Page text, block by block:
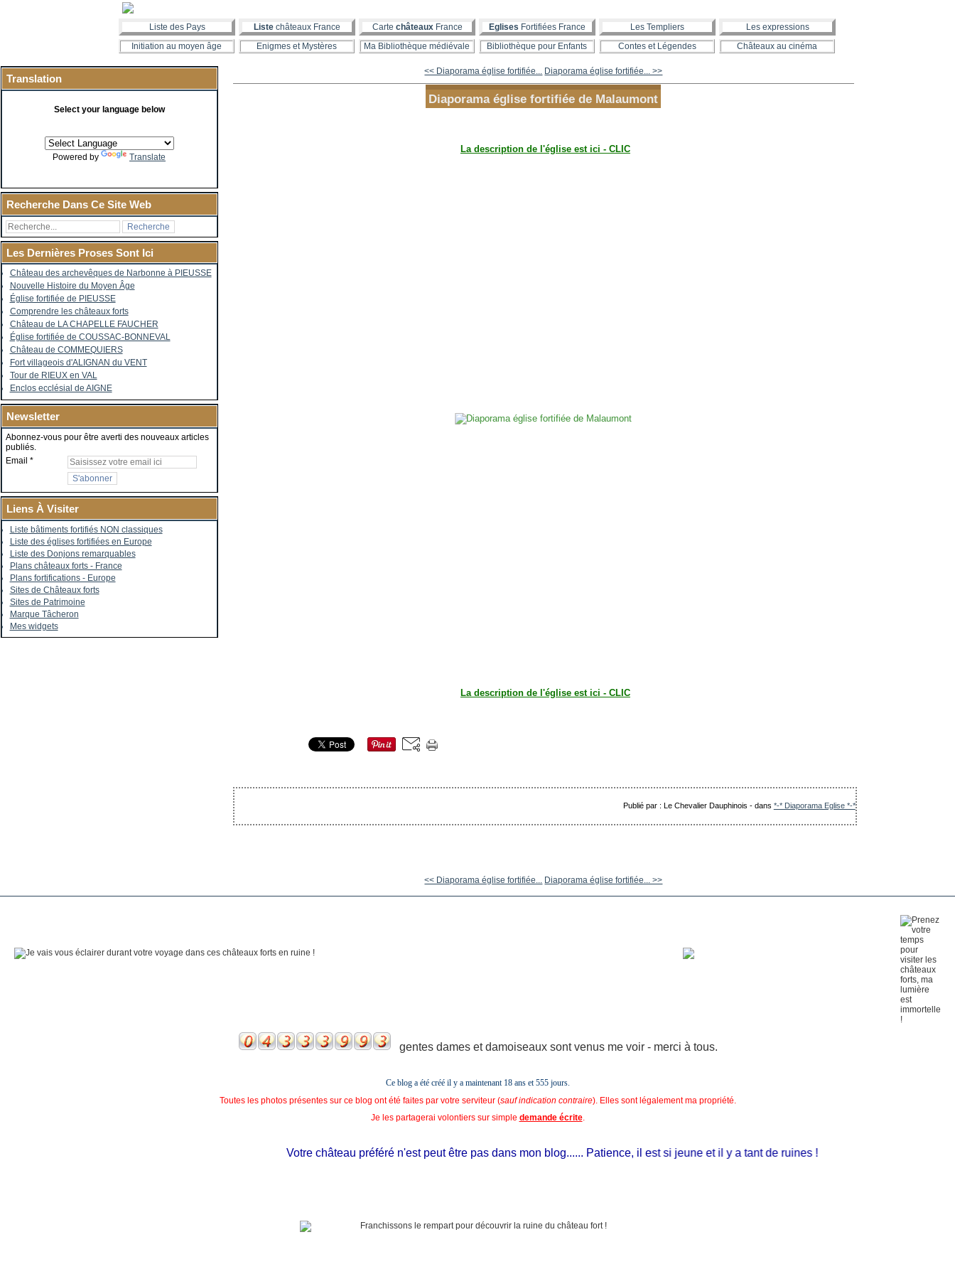
Liste des Pays Liste châteaux France Carte châteauxFrance Eglises Fortifiées France Les Templiers
Les expressions
Initiation au moyen âge
Enigmes et Mystères Ma Bibliothèque médiévale Bibliothèque pour Enfants Contes et Légendes Châteaux au cinéma
Translation
Select your language below
Powered by Translate
Recherche Dans Ce Site Web
Les Dernières Proses Sont Ici
Château des archevêques de Narbonne à PIEUSSE
Nouvelle Histoire du Moyen Âge
Église fortifiée de PIEUSSE
Comprendre les châteaux forts
Château de LA CHAPELLE FAUCHER
Église fortifiée de COUSSAC-BONNEVAL
Château de COMMEQUIERS
Fort villageois d'ALIGNAN du VENT
Tour de RIEUX en VAL
Enclos ecclésial de AIGNE
Newsletter
Abonnez-vous pour être averti des nouveaux articles
publiés.
Email
Liens À Visiter
Liste bâtiments fortifiés NON classiques
Liste des églises fortifiées en Europe
Liste des Donjons remarquables
Plans châteaux forts - France
Plans fortifications - Europe
Sites de Châteaux forts
Sites de Patrimoine
Marque Tâcheron
Mes widgets
<< Diaporama église fortifiée... Diaporama église fortifiée... >>
Diaporama église fortifiée de Malaumont
La description de l'église est ici - CLIC
La description de l'église est ici - CLIC
Publié par : Le Chevalier Dauphinois -dans *-* Diaporama Eglise *-*
<< Diaporama église fortifiée... Diaporama église fortifiée... >>
gentes dames et damoiseaux sont venus me voir - merci à tous.
Ce blog a été créé il y a maintenant 18 ans et555 jours.
Toutes les photos présentes sur ce blog ont été faites par votre serviteur (sauf indication contraire). Elles sont légalement ma propriété.
Je les partagerai volontiers sur simple demande écrite.
Votre château préféré n'est peut être pas dans mon blog...... Patience, il est si jeune et il y a tant de ruines !